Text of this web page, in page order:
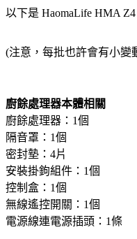
以下是 HaomaLife HMA
(注意，每批也許會有小變
廚餘處理器本體相關
廚餘處理器：1個
隔音罩：1個
密封墊：4片
安裝掛鉤組件：1個
控制盒：1個
無線遙控開關：1個
電源線連電源插頭：1條